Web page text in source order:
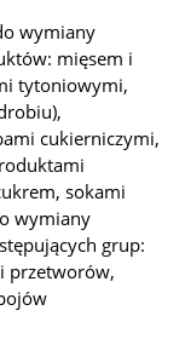
wymiany
mięsem i
tytoniowymi,
cukierniczymi,
sokami
wymiany
grup:
przetworów,